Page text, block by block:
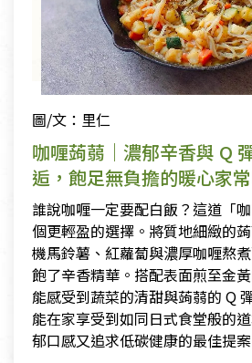
圖/文：里仁
咖喱蒟蒻｜濃郁辛香與 Q
逅，飽足無負擔的暖心家
誰說咖喱一定要配白飯？這道「
個更輕盈的選擇。將質地細緻的
機馬鈴薯、紅蘿蔔與濃厚咖喱熬
飽了辛香精華。搭配表面煎至金
能感受到蔬菜的清甜與蒟蒻的 Q
能在家享受到如同日式食堂般的
郁口感又追求低碳健康的最佳提案